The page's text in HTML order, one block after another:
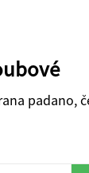
padano,